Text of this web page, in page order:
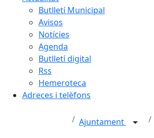
Butlletí Municipal
Avisos
Notícies
Agenda
Butlletí digital
Rss
Hemeroteca
Adreces i telèfons
Ajuntament